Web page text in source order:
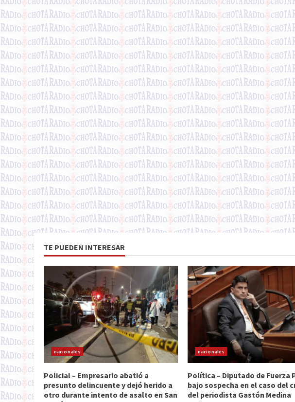
TE PUEDEN INTERESAR
nacionales
Policial – Empresario abatió a
presunto delincuente y dejó herido a
otro durante intento de asalto en San
nacionales
Política – Diputado de Fuerza
bajo sospecha en el caso del
del periodista Gastón Medina